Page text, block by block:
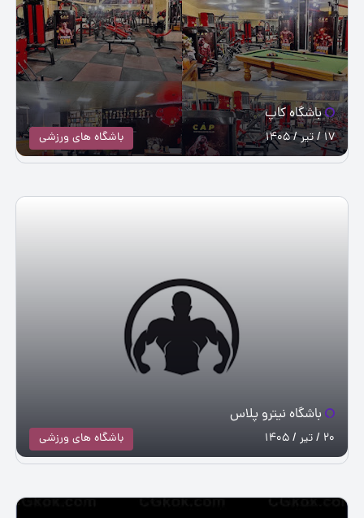
باشگاه کاپ
باشگاه های ورزشی 17 / تیر / 1405
باشگاه نیترو پلاس
باشگاه های ورزشی 20 / تیر / 1405